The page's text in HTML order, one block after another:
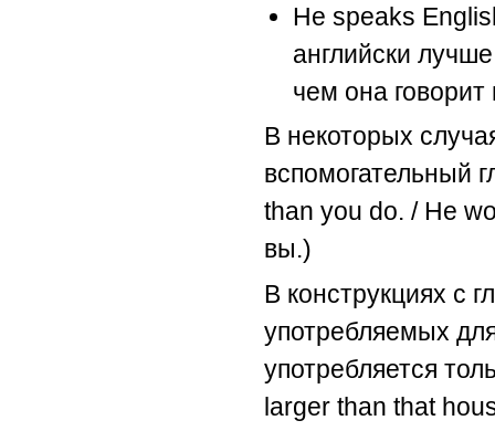
He speaks
английски
чем она говорит
В некоторых
вспомогательный
than you do. / He
вы.)
В конструкциях с
употребляемых
употребляется
larger than that